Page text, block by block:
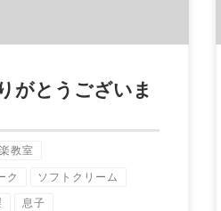
がとうございま
教室
ク ソフトクリーム
息子